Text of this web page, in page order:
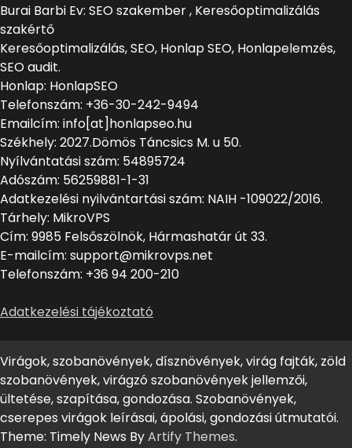
Burai Barbi Ev: SEO szakember , Keresőoptimalizálás
szakértő
Keresőoptimalizálás, SEO, Honlap SEO, Honlapelemzés,
SEO audit.
Honlap: HonlapSEO
Telefonszám: +36-30-242-9494
Emailcím: info[at]honlapseo.hu
Székhely: 2027.Dömös Táncsics M. u 50.
Nyílvántatási szám: 54895724
Adószám: 56259881-1-31
Adatkezelési nyilvántartási szám: NAIH -109022/2016.
Tárhely: MikroVPS
Cím: 9985 Felsőszölnök, Hármashatár út 33.
E-mailcím: support@mikrovps.net
Telefonszám: +36 94 200-210
Adatkezelési tájékoztató
Virágok, szobanövények, dísznövények, virág fajták, zöld
szobanövények, virágzó szobanövények jellemzői,
ültetése, szapítása, gondozása. Szobanövények,
cserepes virágok leírásai, ápolási, gondozási útmutatói.
Theme: Timely News ByArtify Themes.